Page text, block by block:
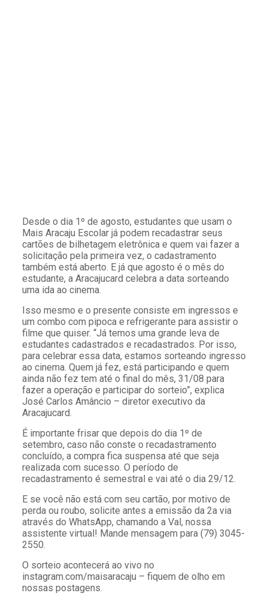
Desde o dia 1º de agosto, estudantes que usam o
Mais Aracaju Escolar já podem recadastrar seus
cartões de bilhetagem eletrônica e quem vai fazer a
solicitação pela primeira vez, o cadastramento
também está aberto. E já que agosto é o mês do
estudante, a Aracajucard celebra a data sorteando
uma ida ao cinema.
Isso mesmo e o presente consiste em ingressos e
um combo com pipoca e refrigerante para assistir o
filme que quiser. “Já temos uma grande leva de
estudantes cadastrados e recadastrados. Por isso,
para celebrar essa data, estamos sorteando ingresso
ao cinema. Quem já fez, está participando e quem
ainda não fez tem até o final do mês, 31/08 para
fazer a operação e participar do sorteio”, explica
José Carlos Amâncio – diretor executivo da
Aracajucard.
É importante frisar que depois do dia 1º de
setembro, caso não conste o recadastramento
concluído, a compra fica suspensa até que seja
realizada com sucesso. O período de
recadastramento é semestral e vai até o dia 29/12.
E se você não está com seu cartão, por motivo de
perda ou roubo, solicite antes a emissão da 2a via
através do WhatsApp, chamando a Val, nossa
assistente virtual! Mande mensagem para (79) 3045-
2550.
O sorteio acontecerá ao vivo no
instagram.com/maisaracaju – fiquem de olho em
nossas postagens.